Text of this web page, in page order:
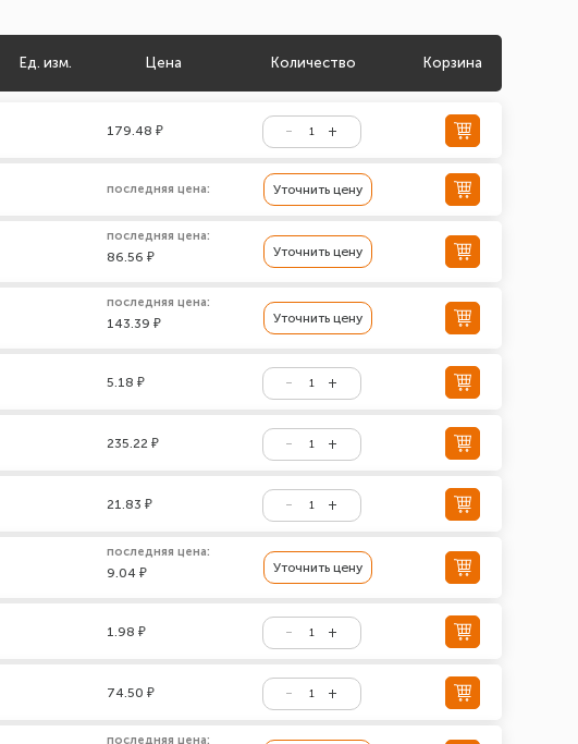
Ед. изм. Цена Количество Корзина
179.48 ₽
последняя цена: Уточнить цену
последняя цена:
86.56 ₽ Уточнить цену
последняя цена:
143.39 ₽ Уточнить цену
5.18 ₽
235.22 ₽
21.83 ₽
последняя цена:
9.04 ₽ Уточнить цену
1.98 ₽
74.50 ₽
последняя цена: